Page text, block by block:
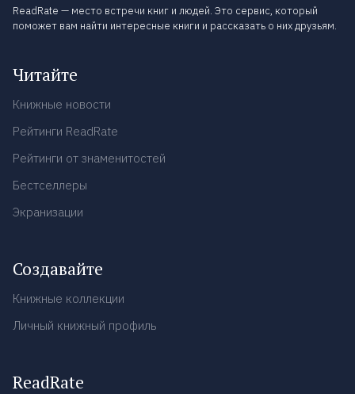
ReadRate — место встречи книг и людей. Это сервис, который
поможет вам найти интересные книги и рассказать о них друзьям.
Читайте
Книжные новости
Рейтинги ReadRate
Рейтинги от знаменитостей
Бестселлеры
Экранизации
Создавайте
Книжные коллекции
Личный книжный профиль
ReadRate